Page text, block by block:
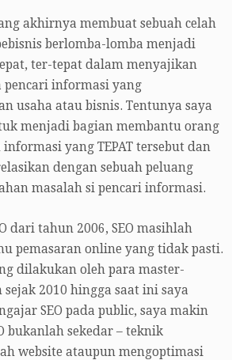
akhirnya membuat sebuah celah
berlomba-lomba menjadi
ter-tepat dalam menyajikan
informasi yang
usaha atau bisnis. Tentunya saya
menjadi bagian membantu orang
yang TEPAT tersebut dan
dengan sebuah peluang
masalah si pencari informasi.
dari tahun 2006, SEO masihlah
pemasaran online yang tidak pasti.
dilakukan oleh para master-
sejak 2010 hingga saat ini saya
SEO pada public, saya makin
bukanlah sekedar – teknik
website ataupun mengoptimasi